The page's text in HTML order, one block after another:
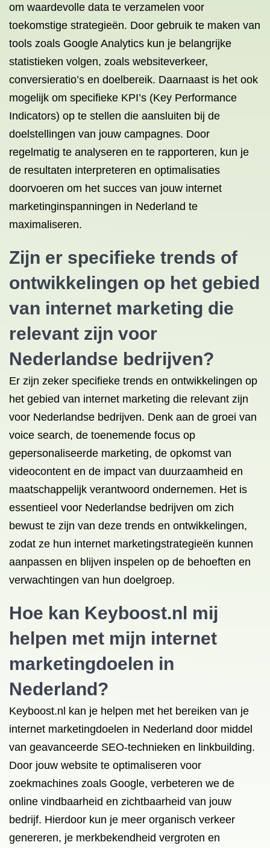
om waardevolle data te verzamelen voor
toekomstige strategieën. Door gebruik te maken van
tools zoals Google Analytics kun je belangrijke
statistieken volgen, zoals websiteverkeer,
conversieratio’s en doelbereik. Daarnaast is het ook
mogelijk om specifieke KPI’s (Key Performance
Indicators) op te stellen die aansluiten bij de
doelstellingen van jouw campagnes. Door
regelmatig te analyseren en te rapporteren, kun je
de resultaten interpreteren en optimalisaties
doorvoeren om het succes van jouw internet
marketinginspanningen in Nederland te
maximaliseren.
Zijn er specifieke trends of
ontwikkelingen op het gebied
van internet marketing die
relevant zijn voor
Nederlandse bedrijven?
Er zijn zeker specifieke trends en ontwikkelingen op
het gebied van internet marketing die relevant zijn
voor Nederlandse bedrijven. Denk aan de groei van
voice search, de toenemende focus op
gepersonaliseerde marketing, de opkomst van
videocontent en de impact van duurzaamheid en
maatschappelijk verantwoord ondernemen. Het is
essentieel voor Nederlandse bedrijven om zich
bewust te zijn van deze trends en ontwikkelingen,
zodat ze hun internet marketingstrategieën kunnen
aanpassen en blijven inspelen op de behoeften en
verwachtingen van hun doelgroep.
Hoe kan Keyboost.nl mij
helpen met mijn internet
marketingdoelen in
Nederland?
Keyboost.nl kan je helpen met het bereiken van je
internet marketingdoelen in Nederland door middel
van geavanceerde SEO-technieken en linkbuilding.
Door jouw website te optimaliseren voor
zoekmachines zoals Google, verbeteren we de
online vindbaarheid en zichtbaarheid van jouw
bedrijf. Hierdoor kun je meer organisch verkeer
genereren, je merkbekendheid vergroten en